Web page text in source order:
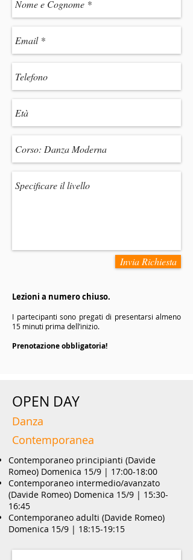
Invia Richiesta
Lezioni a numero chiuso.
I partecipanti sono pregati di presentarsi almeno
15 minuti prima dell’inizio.
Prenotazione obbligatoria!
OPEN DAY
Danza
Contemporanea
Contemporaneo principianti (Davide
Romeo) Domenica 15/9 | 17:00-18:00
Contemporaneo intermedio/avanzato
(Davide Romeo) Domenica 15/9 | 15:30-
16:45
Contemporaneo adulti (Davide Romeo)
Domenica 15/9 | 18:15-19:15